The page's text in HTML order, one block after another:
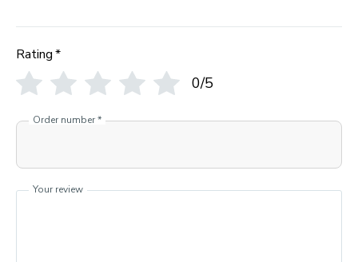
Rating*
0/5
Order number*
Your review